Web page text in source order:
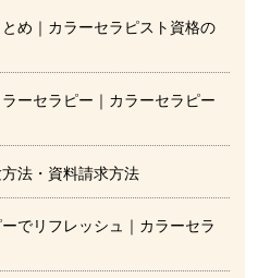
め｜カラーセラピスト資格の
ーセラピー｜カラーセラピー
法・資料請求方法
でリフレッシュ｜カラーセラ